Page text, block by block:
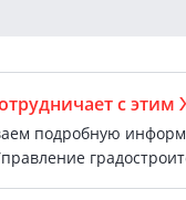
с этим
подробную